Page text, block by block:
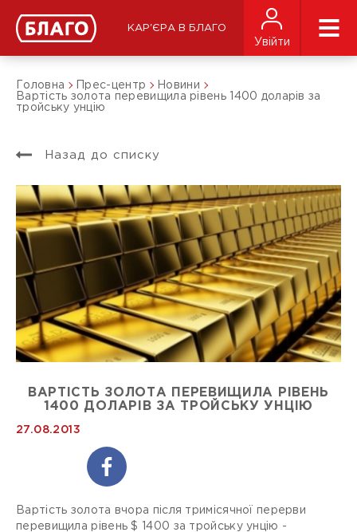
КАР'ЄРА В БЛАГО
Увійти
Головна Прес-центр
Новини
Вартість золота перевищила рівень 1400 доларів за
тройську унцію
Назад до списку
ВАРТІСТЬ ЗОЛОТА ПЕРЕВИЩИЛА РІВЕНЬ
1400 ДОЛАРІВ ЗА ТРОЙСЬКУ УНЦІЮ
27.08.2013
Вартість золота вчора після тримісячної перерви
перевищила рівень $ 1400 за тройську унцію -